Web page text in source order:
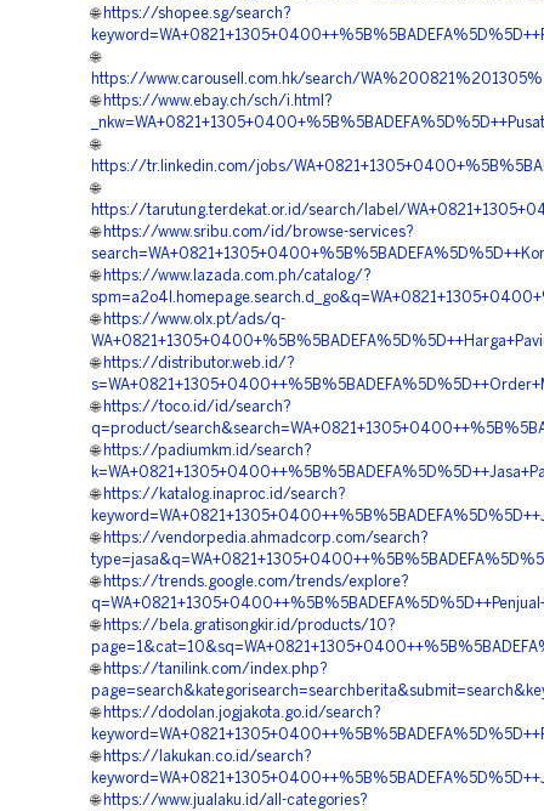
🌐 https://shopee.sg/search?
🌐
https://www.carousell.com.hk/search/
🌐 https://www.ebay.ch/sch/i.html?
🌐
https://tr.linkedin.com/jobs/
🌐
https://tarutung.terdekat.or.id/search/label/
🌐 https://www.sribu.com/id/browse-services?
🌐 https://www.lazada.com.ph/catalog/?
🌐 https://www.olx.pt/ads/q-
🌐 https://distributor.web.id/?
🌐 https://toco.id/id/search?
q=product/
🌐 https://padiumkm.id/search?
🌐 https://katalog.inaproc.id/search?
🌐 https://vendorpedia.ahmadcorp.com/search?
🌐 https://trends.google.com/trends/explore?
🌐 https://bela.gratisongkir.id/products/10?
🌐 https://tanilink.com/index.php?
🌐 https://dodolan.jogjakota.go.id/search?
🌐 https://lakukan.co.id/search?
🌐 https://www.jualaku.id/all-categories?